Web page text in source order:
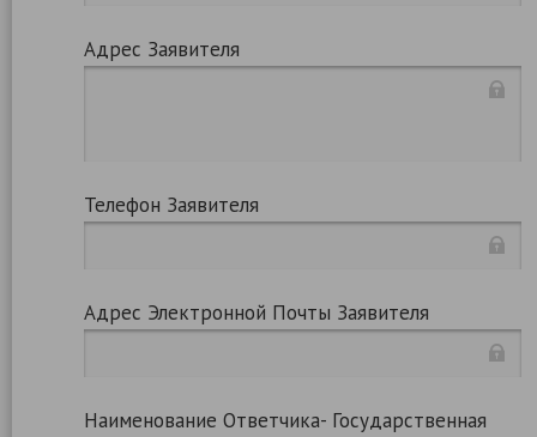
Адрес Заявителя
Телефон Заявителя
Адрес Электронной Почты Заявителя
Наименование Ответчика- Государственная